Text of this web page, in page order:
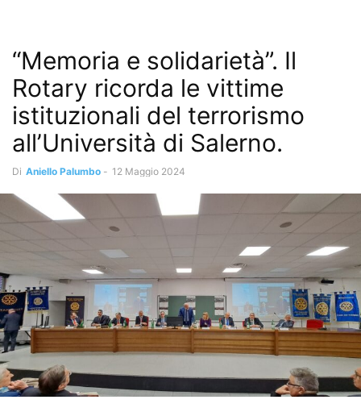
“Memoria e solidarietà”. Il
Rotary ricorda le vittime
istituzionali del terrorismo
all’Università di Salerno.
Di Aniello Palumbo - 12 Maggio 2024